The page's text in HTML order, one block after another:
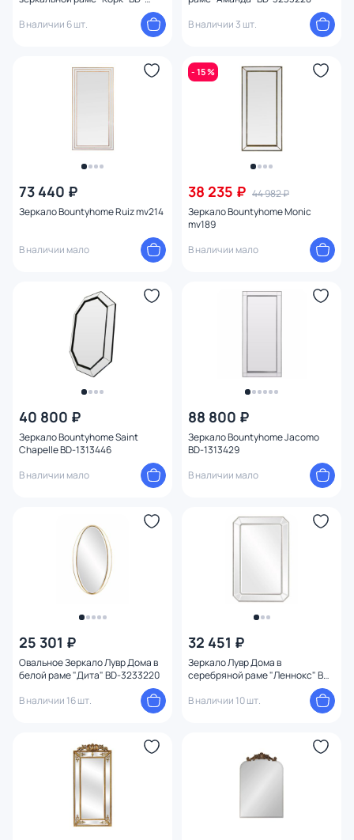
В наличии 6 шт.
В наличии 3 шт.
73 440 ₽
Зеркало Bountyhome Ruiz mv214
В наличии мало
- 15 %
38 235 ₽ 44 982 ₽
Зеркало Bountyhome Monic
mv189
В наличии мало
40 800 ₽
Зеркало Bountyhome Saint
Chapelle BD-1313446
В наличии мало
88 800 ₽
Зеркало Bountyhome Jacomo
BD-1313429
В наличии мало
25 301 ₽
Овальное Зеркало Лувр Дома в
белой раме "Дита" BD-3233220
В наличии 16 шт.
32 451 ₽
Зеркало Лувр Дома в
серебряной раме "Леннокс" BD-
В наличии 10 шт.